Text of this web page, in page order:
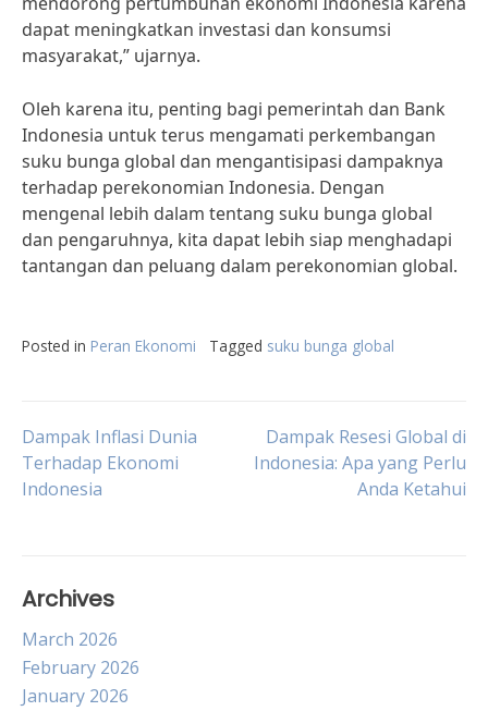
dapat meningkatkan investasi dan konsumsi
masyarakat,” ujarnya.
Oleh karena itu, penting bagi pemerintah dan Bank
Indonesia untuk terus mengamati perkembangan
suku bunga global dan mengantisipasi dampaknya
terhadap perekonomian Indonesia. Dengan
mengenal lebih dalam tentang suku bunga global
dan pengaruhnya, kita dapat lebih siap menghadapi
tantangan dan peluang dalam perekonomian global.
Posted in Peran Ekonomi Tagged suku bunga global
Post
navigation
Dampak Inflasi Dunia
Terhadap Ekonomi
Indonesia
Dampak Resesi Global di
Indonesia: Apa yang Perlu
Anda Ketahui
Archives
March 2026
February 2026
January 2026